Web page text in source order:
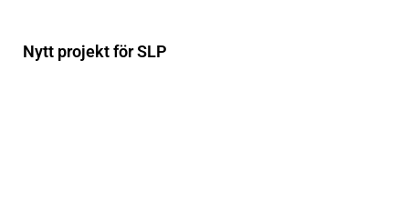
Nytt projekt för SLP